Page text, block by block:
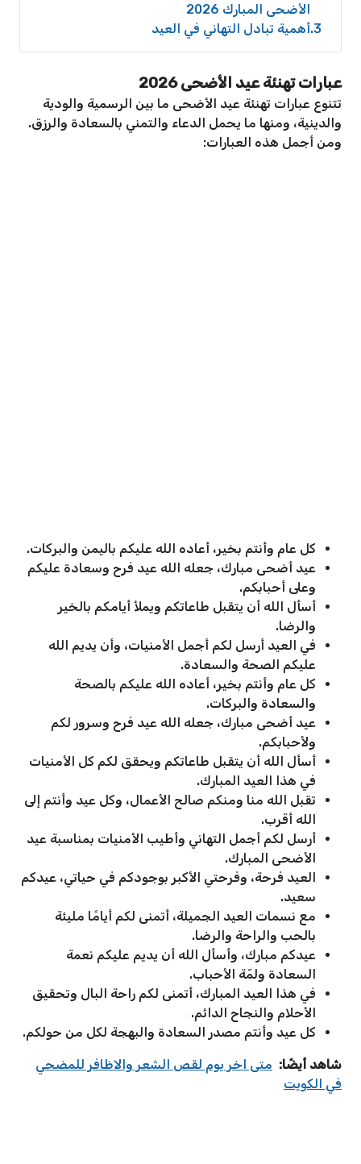
الأضحى المبارك 2026
3 أهمية تبادل التهاني في العيد
عبارات تهنئة عيد الأضحى 2026
تتنوع عبارات تهنئة عيد الأضحى ما بين الرسمية والودية
والدينية، ومنها ما يحمل الدعاء والتمني بالسعادة والرزق.
ومن أجمل هذه العبارات:
كل عام وأنتم بخير، أعاده الله عليكم باليمن والبركات.
عيد أضحى مبارك، جعله الله عيد فرح وسعادة عليكم
وعلى أحبابكم.
أسأل الله أن يتقبل طاعاتكم ويملأ أيامكم بالخير
والرضا.
في العيد أرسل لكم أجمل الأمنيات، وأن يديم الله
عليكم الصحة والسعادة.
كل عام وأنتم بخير، أعاده الله عليكم بالصحة
والسعادة والبركات.
عيد أضحى مبارك، جعله الله عيد فرح وسرور لكم
ولأحبابكم.
أسأل الله أن يتقبل طاعاتكم ويحقق لكم كل الأمنيات
في هذا العيد المبارك.
تقبل الله منا ومنكم صالح الأعمال، وكل عيد وأنتم إلى
الله أقرب.
أرسل لكم أجمل التهاني وأطيب الأمنيات بمناسبة عيد
الأضحى المبارك.
العيد فرحة، وفرحتي الأكبر بوجودكم في حياتي، عيدكم
سعيد.
مع نسمات العيد الجميلة، أتمنى لكم أيامًا مليئة
بالحب والراحة والرضا.
عيدكم مبارك، وأسأل الله أن يديم عليكم نعمة
السعادة ولمّة الأحباب.
في هذا العيد المبارك، أتمنى لكم راحة البال وتحقيق
الأحلام والنجاح الدائم.
كل عيد وأنتم مصدر السعادة والبهجة لكل من حولكم.
شاهد أيضًا: متى اخر يوم لقص الشعر والاظافر للمضحي
في الكويت